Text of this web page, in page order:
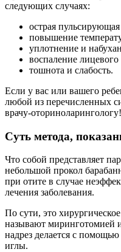
следующих случаях:
острая
повышение
уплотнение и
воспаление лицевого
тошнота и слабость.
Если у вас или вашего
любой из перечисленных
врачу-оториноларингологу!
Суть метода,
Что собой представляет
небольшой прокол
при отите в случае
лечения заболевания.
По сути, это
называют миринготомией
надрез делается с
иглы.